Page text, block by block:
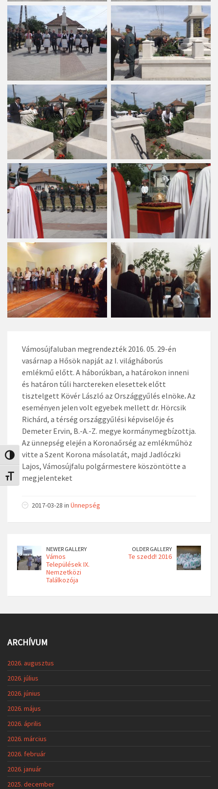
Nagy kontraszt váltása
Betűméret váltása
Vámosújfaluban megrendezték 2016. 05. 29-én
vasárnap a Hősök napját az I. világháborús
emlékmű előtt. A háborúkban, a határokon inneni
és határon túli harctereken elesettek előtt
tisztelgett Kövér László az Ország­gyűlés elnöke.Az
eseményen jelen volt egyebek mellett dr. Hörcsik
Richárd, a térség országgyűlési képviselője és
Demeter Ervin, B.-A.-Z. megye kormánymegbízottja.
Az ünnepség elején a Koronaőrség az emlékműhöz
vitte a Szent Korona másolatát, majd Jadlóczki
Lajos, Vámosújfalu polgármestere köszöntötte a
megjelenteket
2017-03-28 in Ünnepség
NEWER GALLERY
Vámos
Települések IX.
Nemzetközi
Találkozója
OLDER GALLERY
Te szedd! 2016
ARCHÍVUM
2026. augusztus
2026. július
2026. június
2026. május
2026. április
2026. március
2026. február
2026. január
2025. december